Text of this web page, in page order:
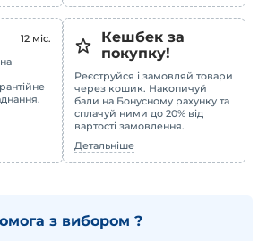
12 міс.
Кешбек за
покупку!
Реєструйся і замовляй товари
через кошик. Накопичуй
бали на Бонусному рахунку та
сплачуй ними до 20% від
вартості замовлення.
Детальніше
з вибором ?